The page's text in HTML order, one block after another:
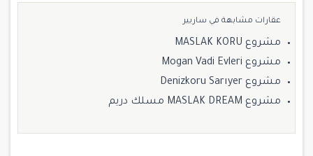
عقارات مشابهة في ساريير
مشروع MASLAK KORU
مشروع Mogan Vadi Evleri
مشروع Denizkoru Sarıyer
مشروع MASLAK DREAM مسلك دريم